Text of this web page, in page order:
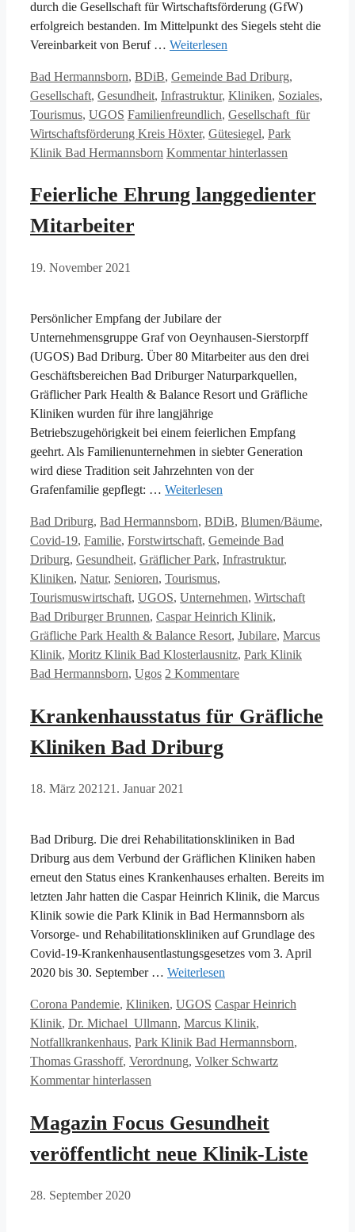
durch die Gesellschaft für Wirtschaftsförderung (GfW)
erfolgreich bestanden. Im Mittelpunkt des Siegels steht die
Vereinbarkeit von Beruf … Weiterlesen
Kategorien
Bad Hermannsborn, BDiB, Gemeinde Bad Driburg,
Gesellschaft, Gesundheit, Infrastruktur, Kliniken, Soziales,
Tourismus, UGOS Schlagwörter
Familienfreundlich, Gesellschaft für
Wirtschaftsförderung Kreis Höxter, Gütesiegel, Park
Klinik Bad Hermannsborn Kommentar hinterlassen
Feierliche Ehrung langgedienter
Mitarbeiter
19. November 2021
Persönlicher Empfang der Jubilare der
Unternehmensgruppe Graf von Oeynhausen-Sierstorpff
(UGOS) Bad Driburg. Über 80 Mitarbeiter aus den drei
Geschäftsbereichen Bad Driburger Naturparkquellen,
Gräflicher Park Health & Balance Resort und Gräfliche
Kliniken wurden für ihre langjährige
Betriebszugehörigkeit bei einem feierlichen Empfang
geehrt. Als Familienunternehmen in siebter Generation
wird diese Tradition seit Jahrzehnten von der
Grafenfamilie gepflegt: … Weiterlesen
Kategorien
Bad Driburg, Bad Hermannsborn, BDiB, Blumen/Bäume,
Covid-19, Familie, Forstwirtschaft, Gemeinde Bad
Driburg, Gesundheit, Gräflicher Park, Infrastruktur,
Kliniken, Natur, Senioren, Tourismus,
Tourismuswirtschaft, UGOS, Unternehmen, Wirtschaft
Bad Driburger Brunnen, Caspar Heinrich Klinik,
Gräfliche Park Health & Balance Resort, Jubilare, Marcus
Klinik, Moritz Klinik Bad Klosterlausnitz, Park Klinik
Bad Hermannsborn, Ugos 2 Kommentare
Krankenhausstatus für Gräfliche
Kliniken Bad Driburg
18. März 2021 21. Januar 2021
Bad Driburg. Die drei Rehabilitationskliniken in Bad
Driburg aus dem Verbund der Gräflichen Kliniken haben
erneut den Status eines Krankenhauses erhalten. Bereits im
letzten Jahr hatten die Caspar Heinrich Klinik, die Marcus
Klinik sowie die Park Klinik in Bad Hermannsborn als
Vorsorge- und Rehabilitationskliniken auf Grundlage des
Covid-19-Krankenhausentlastungsgesetzes vom 3. April
2020 bis 30. September … Weiterlesen
Kategorien
Corona Pandemie, Kliniken, UGOS Schlagwörter
Caspar Heinrich
Klinik, Dr. Michael Ullmann, Marcus Klinik,
Notfallkrankenhaus, Park Klinik Bad Hermannsborn,
Thomas Grasshoff, Verordnung, Volker Schwartz
Kommentar hinterlassen
Magazin Focus Gesundheit
veröffentlicht neue Klinik-Liste
28. September 2020